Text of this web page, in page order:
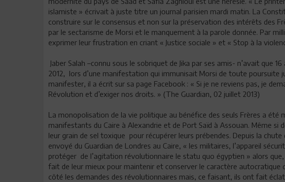
islamiste » écrivait à juste titre un journal parisien mardi matin. La
construire sur le consensus et non sur la préservation des intérêts des
par le sectarisme de Morsi et le manquement à la parole donnée. Par
exprimer leur frustration en criant « Justice sociale » et « Stop à la
Jaber Salah –connu sous le sobriquet de Jika par ses amis- n’avait que
2012, lors d’une manifestation qui immunisait Morsi de toute poursuite
manifester, il a écrit sur sa page Facebook : « Si je ne reviens pas, je
Révolution et d’exiger nos droits. » (The Guardian, 02 juillet 2013)
La monopolisation de la vie politique au bénéfice des seuls Frères a été
manifestants du Caire à Alexandrie et de Port Saïd à Assouan. Même si
leur grain de sel toxique pour récupérer leurs prébendes. Depuis la chute
envoyé du Guardian de Londres au Caire, « les militaires, l’appareil
protéger de l’agitation révolutionnaire le statu quo égyptien » alors
fait de leur mieux pour maintenir et conserver le caractère
côté les demandes des révolutionnaires mais, ce faisant, ils ont fait